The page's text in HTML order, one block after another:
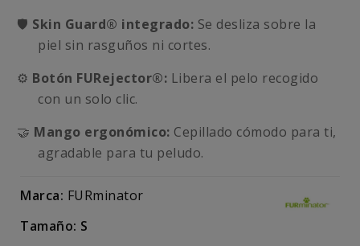
🛡️ Skin Guard® integrado: Se desliza sobre la
piel sin rasguños ni cortes.
⚙️ Botón FURejector®: Libera el pelo recogido
con un solo clic.
🤝 Mango ergonómico: Cepillado cómodo para ti,
agradable para tu peludo.
Marca: FURminator
Tamaño: S